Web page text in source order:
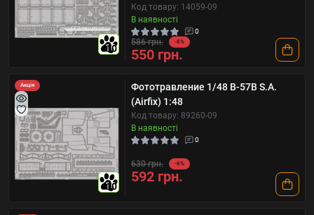
10
Код товару: 14059-09
В наявності
0
586 грн. -6%
550 грн.
Акція
10
Фототравление 1/48 B-57B S.A.
(Airfix) 1:48
Код товару: 89260-09
В наявності
0
630 грн. -6%
592 грн.